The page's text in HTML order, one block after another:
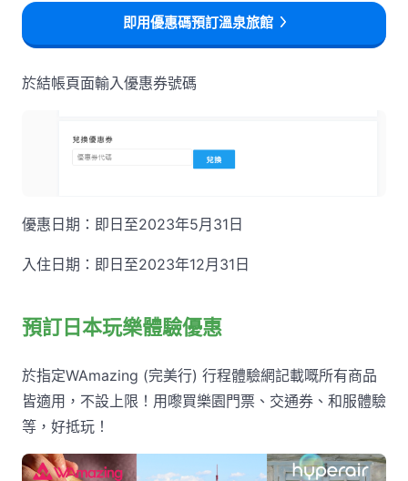
即用優惠碼預訂溫泉旅館
於結帳頁面輸入優惠券號碼
優惠日期：即日至2023年5月31日
入住日期：即日至2023年12月31日
預訂日本玩樂體驗優惠
於指定WAmazing (完美行) 行程體驗網記載嘅所有商品
皆適用，不設上限！用嚟買樂園門票、交通券、和服體驗
等，好抵玩！